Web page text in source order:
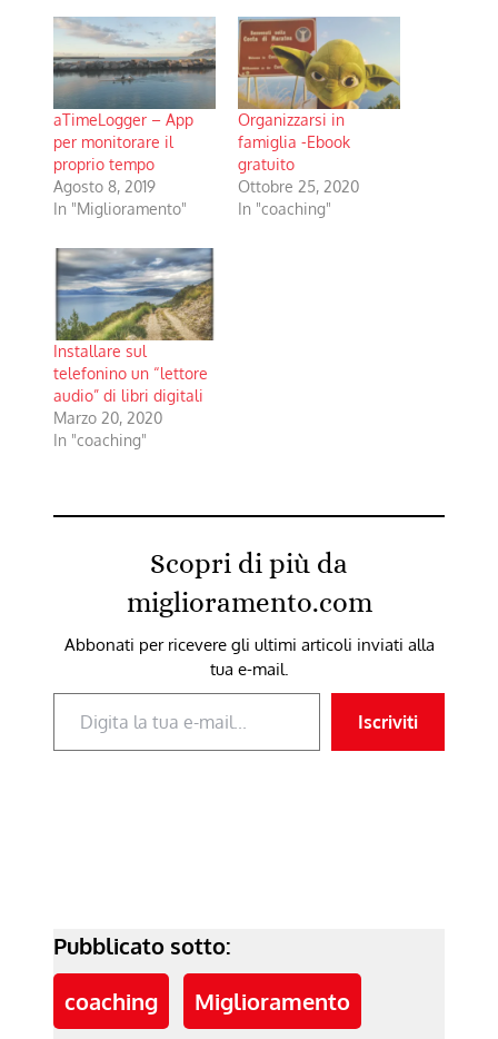
aTimeLogger – App
per monitorare il
proprio tempo
Agosto 8, 2019
In "Miglioramento"
Organizzarsi in
famiglia -Ebook
gratuito
Ottobre 25, 2020
In "coaching"
Installare sul
telefonino un “lettore
audio” di libri digitali
Marzo 20, 2020
In "coaching"
Scopri di più da
miglioramento.com
Abbonati per ricevere gli ultimi articoli inviati alla
tua e-mail.
Digita la tua e-mail...
Iscriviti
Pubblicato sotto:
coaching
Miglioramento